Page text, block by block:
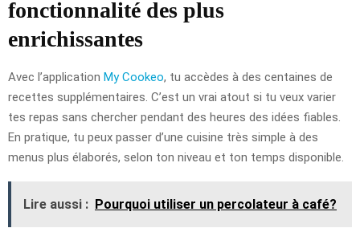
fonctionnalité des plus
enrichissantes
Avec l’application My Cookeo, tu accèdes à des centaines de
recettes supplémentaires. C’est un vrai atout si tu veux varier
tes repas sans chercher pendant des heures des idées fiables.
En pratique, tu peux passer d’une cuisine très simple à des
menus plus élaborés, selon ton niveau et ton temps disponible.
Lire aussi : Pourquoi utiliser un percolateur à café?